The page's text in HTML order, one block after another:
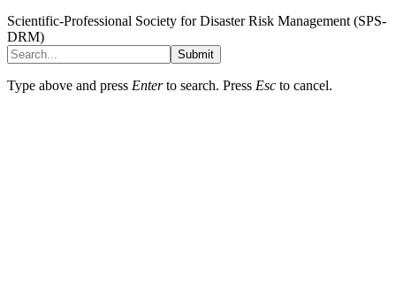
Scientific-Professional Society for Disaster Risk Management (SPS-
DRM)
Submit
Type above and press Enterto search. Press Esc to cancel.